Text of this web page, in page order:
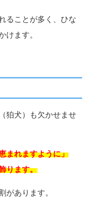
ることが多く、ひな
けます。
狛犬）も欠かせませ
まれますように」
ります。
があります。